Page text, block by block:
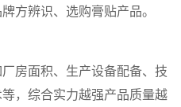
方辨识、选购膏贴产品。
面积、生产设备配备、技
，综合实力越强产品质量越